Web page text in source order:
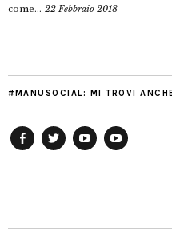
come... 22 Febbraio 2018
#MANUSOCIAL: MI TROVI